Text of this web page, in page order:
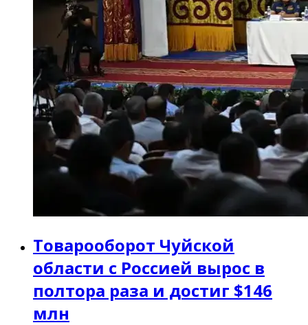
Товарооборот Чуйской
области с Россией вырос в
полтора раза и достиг $146
млн